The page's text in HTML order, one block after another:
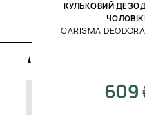
КУЛЬКОВИЙ
CARISMA
609